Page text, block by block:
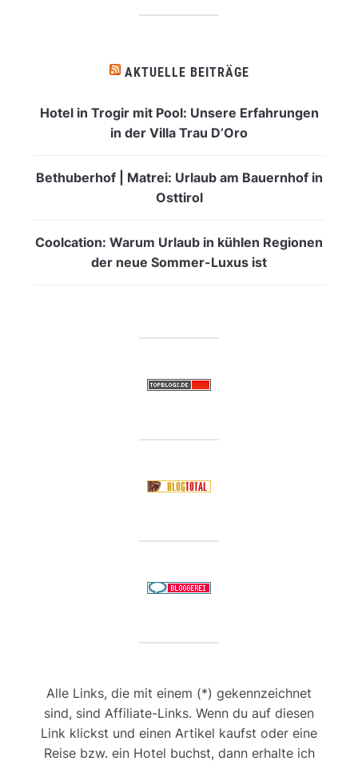
AKTUELLE BEITRÄGE
Hotel in Trogir mit Pool: Unsere Erfahrungen
in der Villa Trau D’Oro
Bethuberhof | Matrei: Urlaub am Bauernhof in
Osttirol
Coolcation: Warum Urlaub in kühlen Regionen
der neue Sommer-Luxus ist
Alle Links, die mit einem (*) gekennzeichnet
sind, sind Affiliate-Links. Wenn du auf diesen
Link klickst und einen Artikel kaufst oder eine
Reise bzw. ein Hotel buchst, dann erhalte ich